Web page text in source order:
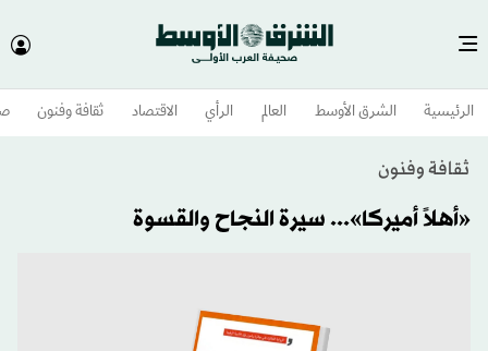
الرئيسية الشرق الأوسط​ العالم الرأي الاقتصاد ثقافة وفنون
ثقافة وفنون
«أهلاً أميركا»... سيرة النجاح والقسوة